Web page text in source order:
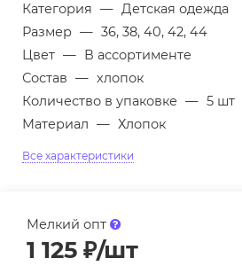
Категория — Детская одежда
Размер — 36, 38, 40, 42, 44
Цвет — В ассортименте
Состав — хлопок
Количество в упаковке — 5 шт
Материал — Хлопок
Все характеристики
Мелкий опт
1 125 ₽/шт